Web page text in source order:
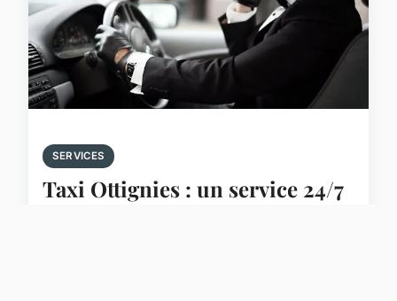
SERVICES
Taxi Ottignies : un service 24/7